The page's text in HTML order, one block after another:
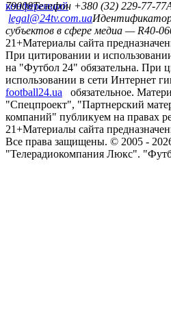
конференций
79008Телефон +380 (32) 229-77-77
legal@24tv.com.uaИдентификатор
субъектов в сфере медиа — R40-
21+Материалы сайта
При цитировании и
на "Футбол 24" обязательна. При
использовании в сети Интернет
football24.ua
обязательное.
"Спецпроект", "Партнерский
компаний" публикуем на правах
21+Материалы сайта
Все права защищены. © 2005 -
"Телерадиокомпания Люкс".